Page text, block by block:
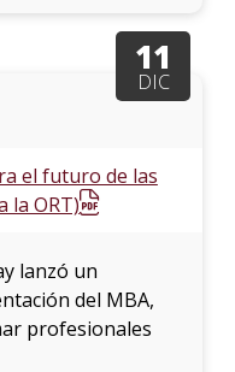
11
DIC
el futuro de las
la ORT)
lanzó un
del MBA,
profesionales